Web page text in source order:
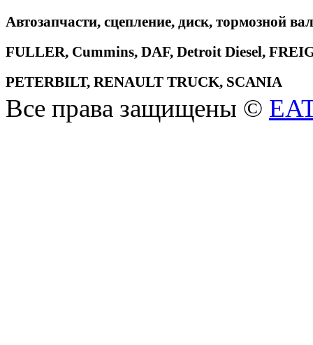
Автозапчасти, сцепление, диск, тормозной
FULLER, Cummins, DAF, Detroit Diesel,
PETERBILT, RENAULT TRUCK, SCANIA
Все права защищены ©